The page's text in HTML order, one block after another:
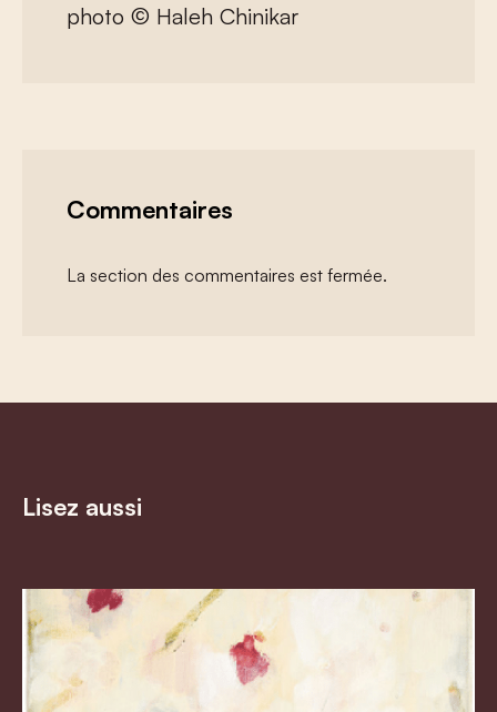
photo © Haleh Chinikar
Commentaires
La section des commentaires est fermée.
Lisez aussi